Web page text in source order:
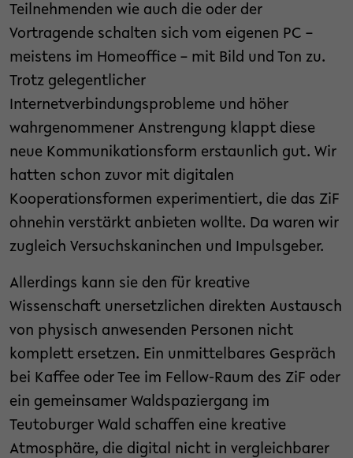
Teilnehmenden wie auch die oder der
Vortragende schalten sich vom eigenen PC –
meistens im Homeoffice – mit Bild und Ton zu.
Trotz gelegentlicher
Internetverbindungsprobleme und höher
wahrgenommener Anstrengung klappt diese
neue Kommunikationsform erstaunlich gut. Wir
hatten schon zuvor mit digitalen
Kooperationsformen experimentiert, die das ZiF
ohnehin verstärkt anbieten wollte. Da waren wir
zugleich Versuchskaninchen und Impulsgeber.
Allerdings kann sie den für kreative
Wissenschaft unersetzlichen direkten Austausch
von physisch anwesenden Personen nicht
komplett ersetzen. Ein unmittelbares Gespräch
bei Kaffee oder Tee im Fellow-Raum des ZiF oder
ein gemeinsamer Waldspaziergang im
Teutoburger Wald schaffen eine kreative
Atmosphäre, die digital nicht in vergleichbarer